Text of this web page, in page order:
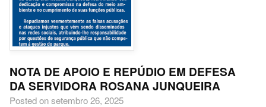
NOTA DE APOIO E REPÚDIO EM DEFESA
DA SERVIDORA ROSANA JUNQUEIRA
Posted on setembro 26, 2025